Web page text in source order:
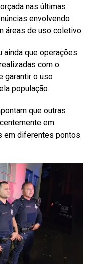
nas últimas
envolvendo
áreas de uso coletivo.
ainda que operações
com o
garantir o uso
população.
que outras
em
em diferentes pontos